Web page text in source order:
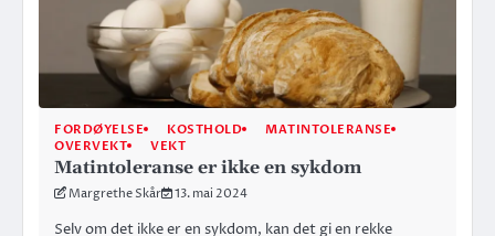
FORDØYELSE KOSTHOLD
MATINTOLERANSE
OVERVEKT
VEKT
Matintoleranse er ikke en sykdom
Margrethe Skår 13. mai 2024
Selv om det ikke er en sykdom, kan det gi en rekke